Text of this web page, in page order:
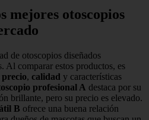
mejores otoscopios
de otoscopios diseñados
Al comparar estos productos, es
precio, calidad y características
profesional A destaca por su
brillante, pero su precio es elevado.
B ofrece una buena relación